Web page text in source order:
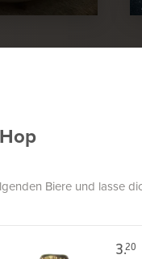
Biere und lasse
3.20